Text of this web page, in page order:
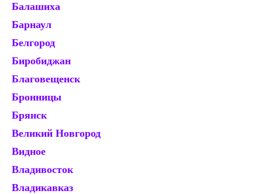
Балашиха
Барнаул
Белгород
Биробиджан
Благовещенск
Бронницы
Брянск
Великий Новгород
Видное
Владивосток
Владикавказ